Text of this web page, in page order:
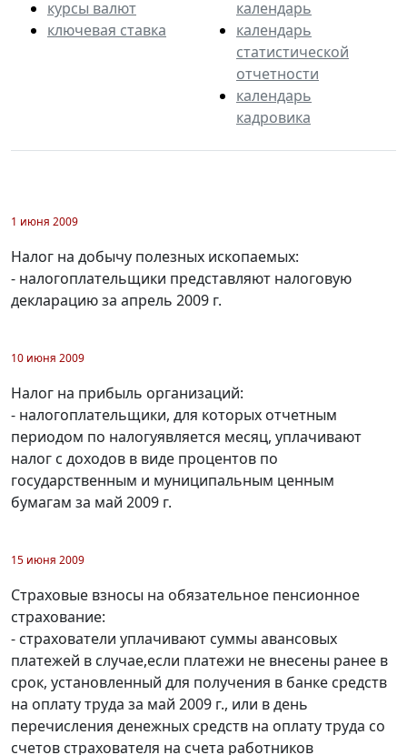
курсы валют
ключевая ставка
календарь
календарь
статистической
отчетности
календарь
кадровика
1 июня 2009
Налог на добычу полезных ископаемых:
- налогоплательщики представляют налоговую
декларацию за апрель 2009 г.
10 июня 2009
Налог на прибыль организаций:
- налогоплательщики, для которых отчетным
периодом по налогуявляется месяц, уплачивают
налог с доходов в виде процентов по
государственным и муниципальным ценным
бумагам за май 2009 г.
15 июня 2009
Страховые взносы на обязательное пенсионное
страхование:
- страхователи уплачивают суммы авансовых
платежей в случае,если платежи не внесены ранее в
срок, установленный для получения в банке средств
на оплату труда за май 2009 г., или в день
перечисления денежных средств на оплату труда со
счетов страхователя на счета работников